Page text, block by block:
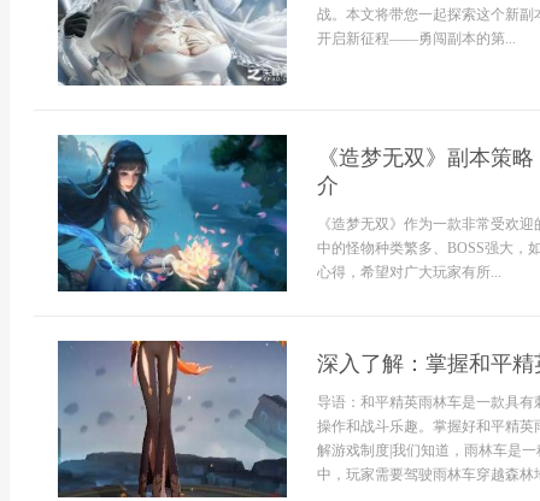
战。本文将带您一起探索这个新
开启新征程——勇闯副本的第...
《造梦无双》副本策
介
《造梦无双》作为一款非常受欢
中的怪物种类繁多、BOSS强大，
心得，希望对广大玩家有所...
深入了解：掌握和平
导语：和平精英雨林车是一款具
操作和战斗乐趣。掌握好和平精
解游戏制度|我们知道，雨林车是
中，玩家需要驾驶雨林车穿越森